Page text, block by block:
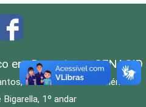
em Desastres - CENACID
210 - Jardim das Américas
1º andar